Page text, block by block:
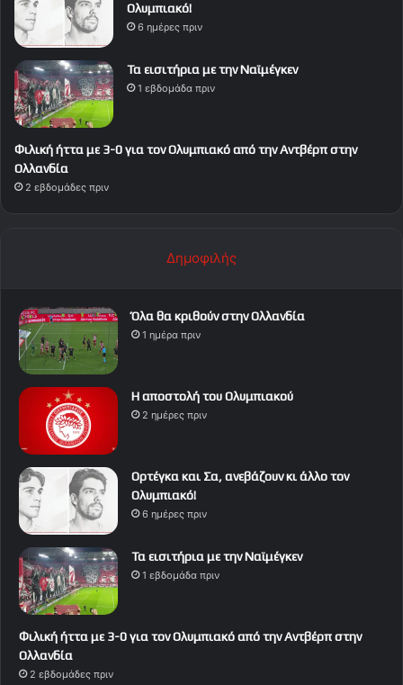
Ολυμπιακό!
6 ημέρες πριν
Τα εισιτήρια με την Ναϊμέγκεν
1 εβδομάδα πριν
Φιλική ήττα με 3-0 για τον Ολυμπιακό από την Αντβέρπ στην
Ολλανδία
2 εβδομάδες πριν
Δημοφιλής
Όλα θα κριθούν στην Ολλανδία
1 ημέρα πριν
Η αποστολή του Ολυμπιακού
2 ημέρες πριν
Ορτέγκα και Σα, ανεβάζουν κι άλλο τον
Ολυμπιακό!
6 ημέρες πριν
Τα εισιτήρια με την Ναϊμέγκεν
1 εβδομάδα πριν
Φιλική ήττα με 3-0 για τον Ολυμπιακό από την Αντβέρπ στην
Ολλανδία
2 εβδομάδες πριν